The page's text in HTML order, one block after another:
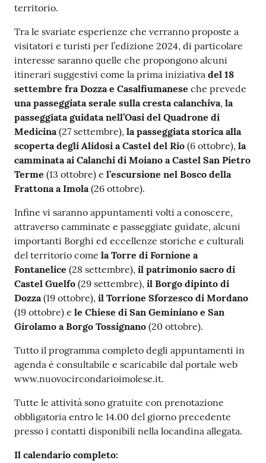
territorio.
Tra le svariate esperienze che verranno proposte a
visitatori e turisti per l’edizione 2024, di particolare
interesse saranno quelle che propongono alcuni
itinerari suggestivi come la prima iniziativa del 18
settembre fra Dozza e Casalfiumanese che prevede
una passeggiata serale sulla cresta calanchiva, la
passeggiata guidata nell’Oasi del Quadrone di
Medicina (27 settembre), la passeggiata storica alla
scoperta degli Alidosi a Castel del Rio (6 ottobre), la
camminata ai Calanchi di Moiano a Castel San Pietro
Terme (13 ottobre) e l’escursione nel Bosco della
Frattona a Imola (26 ottobre).
Infine vi saranno appuntamenti volti a conoscere,
attraverso camminate e passeggiate guidate, alcuni
importanti Borghi ed eccellenze storiche e culturali
del territorio come la Torre di Fornione a
Fontanelice (28 settembre), il patrimonio sacro di
Castel Guelfo (29 settembre), il Borgo dipinto di
Dozza (19 ottobre), il Torrione Sforzesco di Mordano
(19 ottobre) e le Chiese di San Geminiano e San
Girolamo a Borgo Tossignano (20 ottobre).
Tutto il programma completo degli appuntamenti in
agenda è consultabile e scaricabile dal portale web
www.nuovocircondarioimolese.it.
Tutte le attività sono gratuite con prenotazione
obbligatoria entro le 14.00 del giorno precedente
presso i contatti disponibili nella locandina allegata.
Il calendario completo: